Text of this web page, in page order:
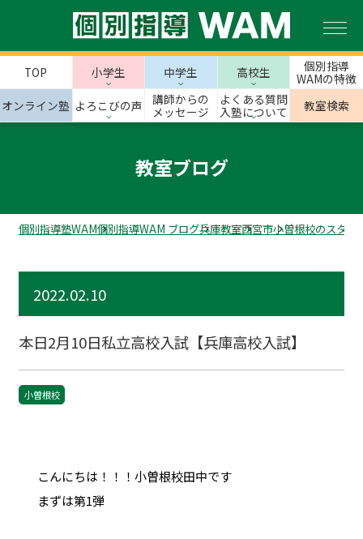
TOP 小学生 中学生 高校生
個別指導
WAMの特徴
オンライン塾 よろこびの声
講師からの
メッセージ
よくある質問
入塾について
教室検索
教室ブログ
個別指導塾WAM個別指導WAM ブログ兵庫教室西宮市小曽根校のスタッ
2022.02.10
本日2月10日私立高校入試【兵庫高校入試】
小曽根校
こんにちは！！！小曽根校田中です
まずは第1弾